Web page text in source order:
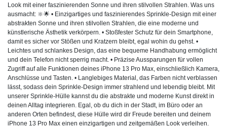
Look mit einer faszinierenden Sonne und ihren stilvollen Strahlen. Was uns
ausmacht: 🔆🌟 • Einzigartiges und faszinierendes Sprinkle-Design mit einer
abstrakten Sonne und ihren stilvollen Strahlen, die eine moderne und
künstlerische Ästhetik verkörpern. • Stoßfester Schutz für dein Smartphone,
damit es sicher vor Stößen und Kratzern bleibt, egal wohin du gehst. •
Leichtes und schlankes Design, das eine bequeme Handhabung ermöglicht
und dein Telefon nicht sperrig macht. • Präzise Aussparungen für vollen
Zugriff auf alle Funktionen deines iPhone 13 Pro Max, einschließlich Kamera,
Anschlüsse und Tasten. • Langlebiges Material, das Farben nicht verblassen
lässt, sodass dein Sprinkle-Design immer strahlend und lebendig bleibt. Mit
unserer Sprinkle-Hülle kannst du die abstrakte und moderne Kunst direkt in
deinen Alltag integrieren. Egal, ob du dich in der Stadt, im Büro oder an
anderen Orten befindest, diese Hülle wird dir Freude bereiten und deinem
iPhone 13 Pro Max einen einzigartigen und zeitgemäßen Look verleihen.